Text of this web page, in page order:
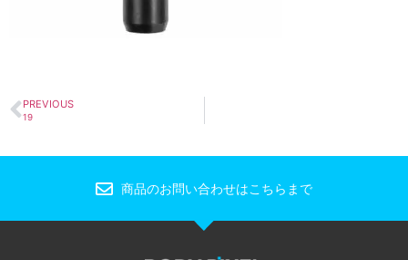
PREVIOUS
19
商品のお問い合わせはこちらまで